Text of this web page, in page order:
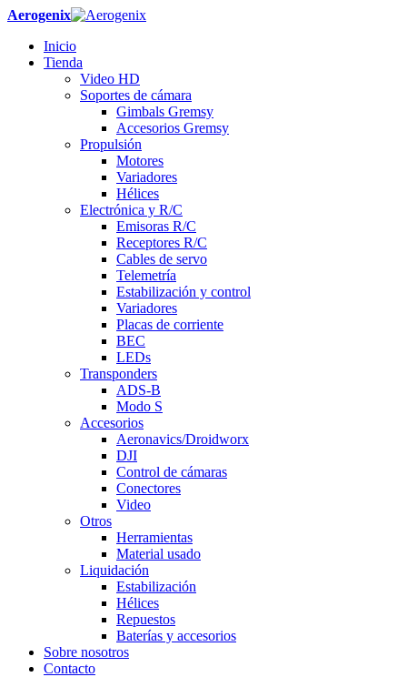
Aerogenix
Inicio
Tienda
Video HD
Soportes de cámara
Gimbals Gremsy
Accesorios Gremsy
Propulsión
Motores
Variadores
Hélices
Electrónica y R/C
Emisoras R/C
Receptores R/C
Cables de servo
Telemetría
Estabilización y control
Variadores
Placas de corriente
BEC
LEDs
Transponders
ADS-B
Modo S
Accesorios
Aeronavics/Droidworx
DJI
Control de cámaras
Conectores
Video
Otros
Herramientas
Material usado
Liquidación
Estabilización
Hélices
Repuestos
Baterías y accesorios
Sobre nosotros
Contacto